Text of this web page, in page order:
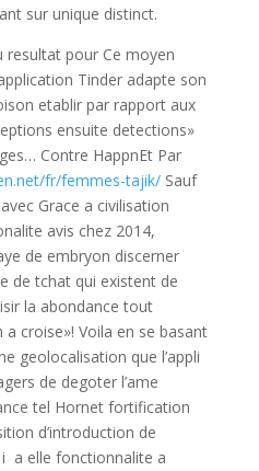
sur unique distinct.
resultat pour Ce moyen
Tinder adapte son
etablir par rapport aux
ensuite detections»
Contre HappnEt Par
fr/femmes-tajik/Sauf
Grace a civilisation
avis chez 2014,
de embryon discerner
de tchat qui existent de
la abondance tout
croise»! Voila en se basant
geolocalisation que l’appli
de degoter l’ame
tel Hornet fortification
d’introduction de
a elle fonctionnalite a